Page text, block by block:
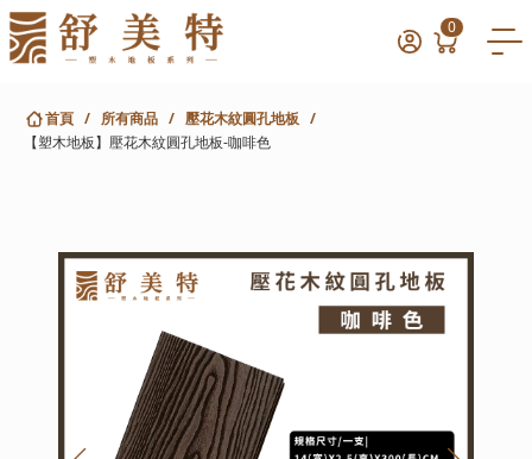
0
首頁 / 所有商品 / 壓花木紋圓孔地板 /
【塑木地板】壓花木紋圓孔地板-咖啡色